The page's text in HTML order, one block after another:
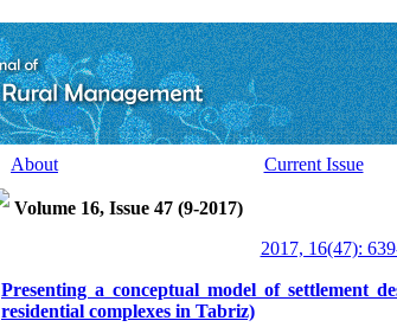
About Current Issue
Volume 16, Issue 47 (9-2017)
2017, 16(47):
Presenting a conceptual model of settlement
residential complexes in Tabriz)